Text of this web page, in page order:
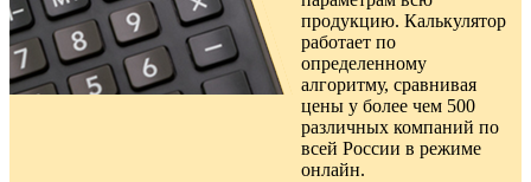
продукцию. Калькулятор
работает по
определенному
алгоритму, сравнивая
цены у более чем 500
различных компаний по
всей России в режиме
онлайн.